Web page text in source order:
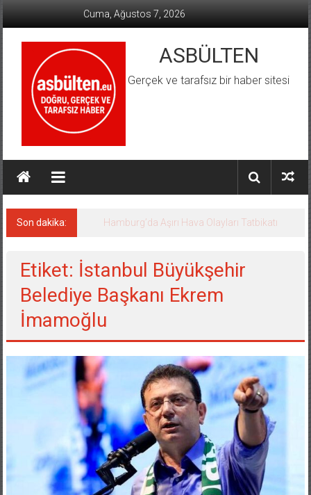
Cuma, Ağustos 7, 2026
ASBÜLTEN
Gerçek ve tarafsız bir haber sitesi
Son dakika: Hamburg’da Aşırı Hava Olayları Tatbikatı
Etiket: İstanbul Büyükşehir
Belediye Başkanı Ekrem
İmamoğlu